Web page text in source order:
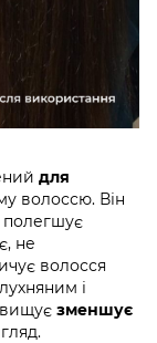
для
волоссю. Він
не
волосся
і
зменшує